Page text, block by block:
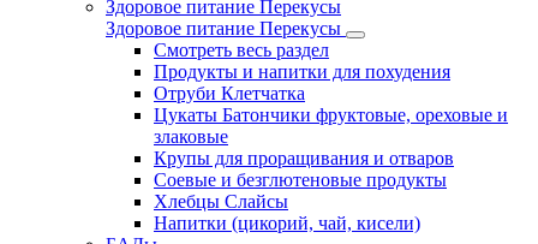
Здоровое питание Перекусы
Здоровое питание Перекусы
Смотреть весь раздел
Продукты и напитки для похудения
Отруби Клетчатка
Цукаты Батончики фруктовые, ореховые и
злаковые
Крупы для проращивания и отваров
Соевые и безглютеновые продукты
Хлебцы Слайсы
Напитки (цикорий, чай, кисели)